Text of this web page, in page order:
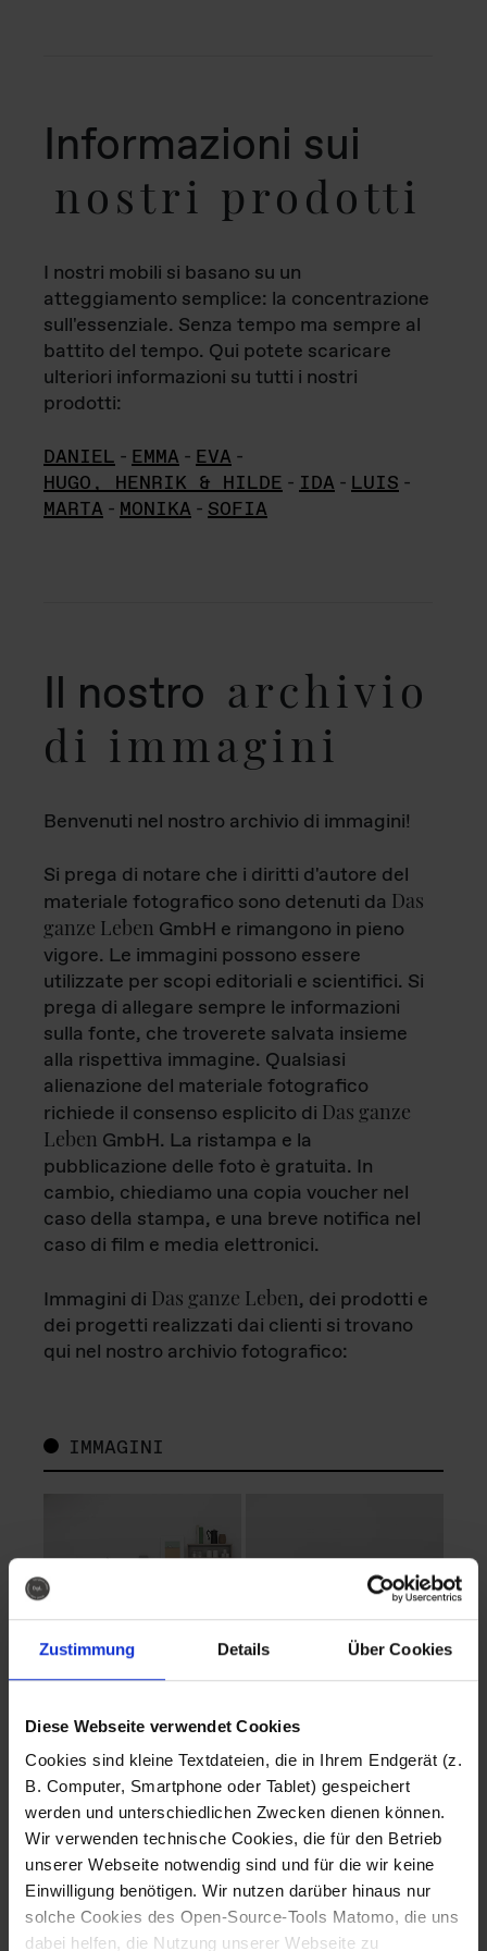
Zustimmung Details Über Cookies
Diese Webseite verwendet Cookies
Cookies sind kleine Textdateien, die in Ihrem Endgerät (z.
B. Computer, Smartphone oder Tablet) gespeichert
werden und unterschiedlichen Zwecken dienen können.
Wir verwenden technische Cookies, die für den Betrieb
unserer Webseite notwendig sind und für die wir keine
Einwilligung benötigen. Wir nutzen darüber hinaus nur
solche Cookies des Open-Source-Tools Matomo, die uns
dabei helfen, die Nutzung unserer Webseite zu
Informazioni sui
nostri prodotti
I nostri mobili si basano su un
atteggiamento semplice: la concentrazione
sull'essenziale. Senza tempo ma sempre al
battito del tempo. Qui potete scaricare
ulteriori informazioni su tutti i nostri
prodotti:
DANIEL - EMMA - EVA -
HUGO, HENRIK & HILDE - IDA - LUIS -
MARTA - MONIKA - SOFIA
Il nostro archivio
di immagini
Benvenuti nel nostro archivio di immagini!
Si prega di notare che i diritti d'autore del
materiale fotografico sono detenuti da Das
ganze Leben GmbH e rimangono in pieno
vigore. Le immagini possono essere
utilizzate per scopi editoriali e scientifici. Si
prega di allegare sempre le informazioni
sulla fonte, che troverete salvata insieme
alla rispettiva immagine. Qualsiasi
alienazione del materiale fotografico
richiede il consenso esplicito di Das ganze
Leben GmbH. La ristampa e la
pubblicazione delle foto è gratuita. In
cambio, chiediamo una copia voucher nel
caso della stampa, e una breve notifica nel
caso di film e media elettronici.
Immagini di Das ganze Leben, dei prodotti e
dei progetti realizzati dai clienti si trovano
qui nel nostro archivio fotografico:
IMMAGINI
Fotografo: Lorenz
Sternbach
Download
Fotografo: Lorenz
Sternbach
Download